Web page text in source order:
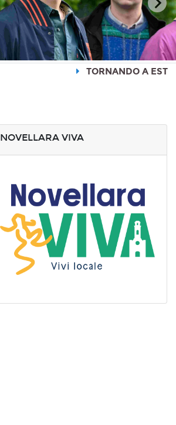
TORNANDO A EST
NOVELLARA VIVA